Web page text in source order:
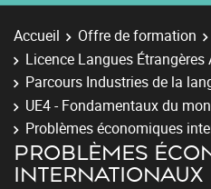
Accueil Offre de formation
Licence Langues Étrangères
Parcours Industries de la
UE4 - Fondamentaux du
Problèmes économiques
PROBLÈMES
INTERNATIONAUX